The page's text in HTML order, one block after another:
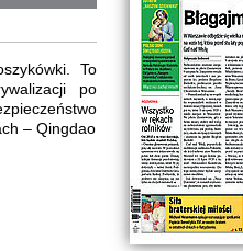
To
po
– Qingdao